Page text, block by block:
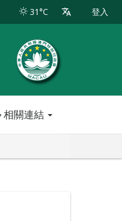
31°C 登入
相關連結